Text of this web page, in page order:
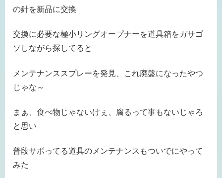
の針を新品に交換
交換に必要な極小リングオープナーを道具箱をガサゴ
ソしながら探してると
メンテナンススプレーを発見、これ廃盤になったやつ
じゃな～
まぁ、食べ物じゃないけぇ、腐るって事もないじゃろ
と思い
普段サボってる道具のメンテナンスもついでにやって
みた